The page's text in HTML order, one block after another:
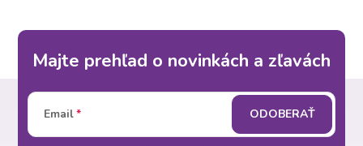
Majte prehľad o novinkách a zľavách
Email ODOBERAŤ